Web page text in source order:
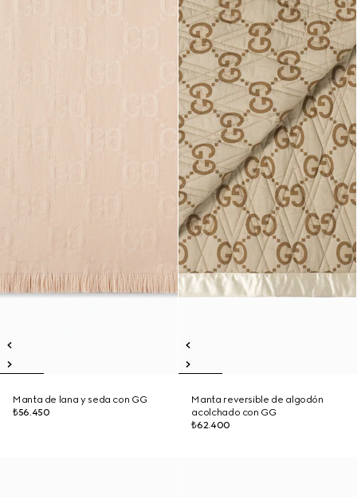
Manta de lana y seda con GG
₺56.450
Manta reversible de algodón
acolchado con GG
₺62.400